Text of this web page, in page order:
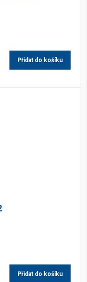
Přidat do košíku
Přidat do košíku